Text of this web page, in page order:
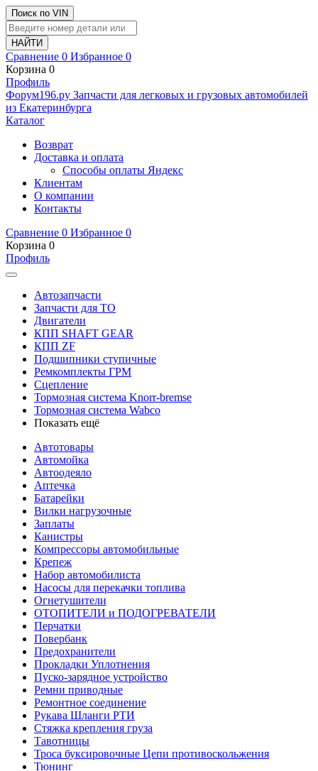
Поиск по VIN
Сравнение 0 Избранное 0
Корзина 0
Профиль
Фoрум196.ру Запчасти для легковых и грузовых автомобилей
из Екатеринбурга
Каталог
Возврат
Доставка и оплата
Способы оплаты Яндекс
Клиентам
О компании
Контакты
Сравнение 0 Избранное 0
Корзина 0
Профиль
Автозапчасти
Запчасти для ТО
Двигатели
КПП SHAFT GEAR
КПП ZF
Подшипники ступичные
Ремкомплекты ГРМ
Сцепление
Тормозная система Knorr-bremse
Тормозная система Wabco
Показать ещё
Автотовары
Автомойка
Автоодеяло
Аптечка
Батарейки
Вилки нагрузочные
Заплаты
Канистры
Компрессоры автомобильные
Крепеж
Набор автомобилиста
Насосы для перекачки топлива
Огнетушители
ОТОПИТЕЛИ и ПОДОГРЕВАТЕЛИ
Перчатки
Повербанк
Предохранители
Прокладки Уплотнения
Пуско-зарядное устройство
Ремни приводные
Ремонтное соединение
Рукава Шланги РТИ
Стяжка крепления груза
Тавотницы
Троса буксировочные Цепи противоскольжения
Тюнинг